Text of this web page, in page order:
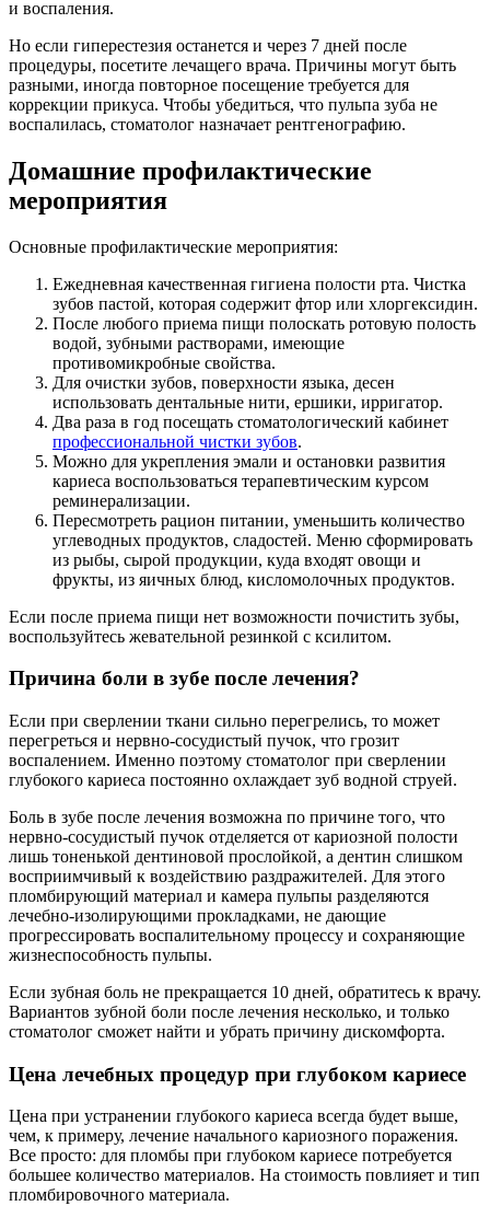
и воспаления.
Но если гиперестезия останется и через 7 дней после
процедуры, посетите лечащего врача. Причины могут быть
разными, иногда повторное посещение требуется для
коррекции прикуса. Чтобы убедиться, что пульпа зуба не
воспалилась, стоматолог назначает рентгенографию.
Домашние профилактические
мероприятия
Основные профилактические мероприятия:
Ежедневная качественная гигиена полости рта. Чистка
зубов пастой, которая содержит фтор или хлоргексидин.
После любого приема пищи полоскать ротовую полость
водой, зубными растворами, имеющие
противомикробные свойства.
Для очистки зубов, поверхности языка, десен
использовать дентальные нити, ершики, ирригатор.
Два раза в год посещать стоматологический кабинет
профессиональной чистки зубов.
Можно для укрепления эмали и остановки развития
кариеса воспользоваться терапевтическим курсом
реминерализации.
Пересмотреть рацион питании, уменьшить количество
углеводных продуктов, сладостей. Меню сформировать
из рыбы, сырой продукции, куда входят овощи и
фрукты, из яичных блюд, кисломолочных продуктов.
Если после приема пищи нет возможности почистить зубы,
воспользуйтесь жевательной резинкой с ксилитом.
Причина боли в зубе после лечения?
Если при сверлении ткани сильно перегрелись, то может
перегреться и нервно-сосудистый пучок, что грозит
воспалением. Именно поэтому стоматолог при сверлении
глубокого кариеса постоянно охлаждает зуб водной струей.
Боль в зубе после лечения возможна по причине того, что
нервно-сосудистый пучок отделяется от кариозной полости
лишь тоненькой дентиновой прослойкой, а дентин слишком
восприимчивый к воздействию раздражителей. Для этого
пломбирующий материал и камера пульпы разделяются
лечебно-изолирующими прокладками, не дающие
прогрессировать воспалительному процессу и сохраняющие
жизнеспособность пульпы.
Если зубная боль не прекращается 10 дней, обратитесь к врачу.
Вариантов зубной боли после лечения несколько, и только
стоматолог сможет найти и убрать причину дискомфорта.
Цена лечебных процедур при глубоком кариесе
Цена при устранении глубокого кариеса всегда будет выше,
чем, к примеру, лечение начального кариозного поражения.
Все просто: для пломбы при глубоком кариесе потребуется
большее количество материалов. На стоимость повлияет и тип
пломбировочного материала.